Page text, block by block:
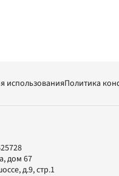
использованияПолитика
дом 67
д.9, стр.1